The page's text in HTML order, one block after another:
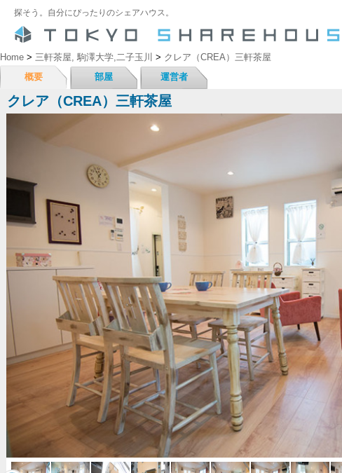
探そう。自分にぴったりのシェアハウス。
Home > 三軒茶屋, 駒澤大学,二子玉川 > クレア（CREA）三軒茶屋
概要
部屋 運営者
クレア（CREA）三軒茶屋